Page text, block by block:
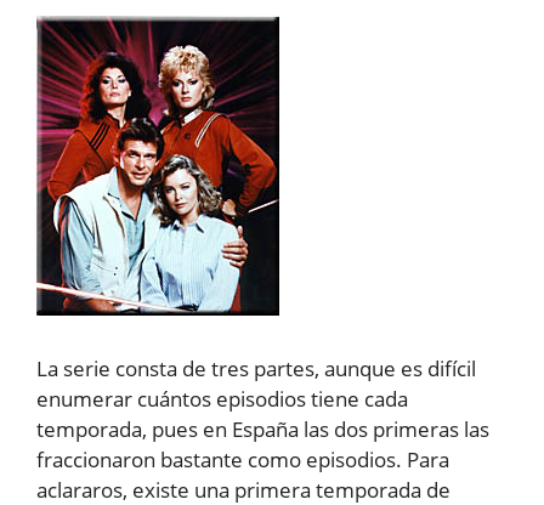
La serie consta de tres partes, aunque es difícil
enumerar cuántos episodios tiene cada
temporada, pues en España las dos primeras las
fraccionaron bastante como episodios. Para
aclararos, existe una primera temporada de